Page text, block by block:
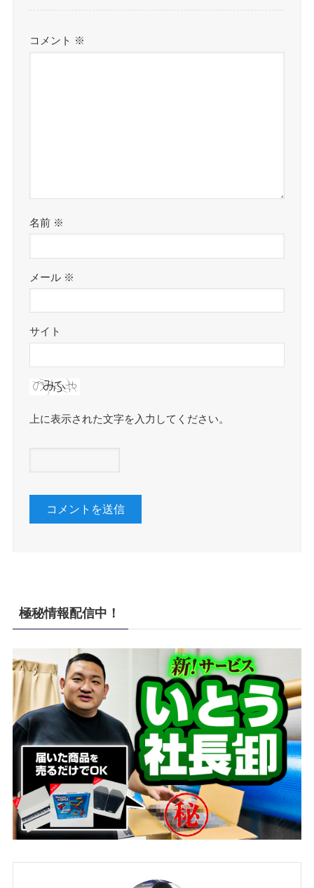
コメント ※
名前 ※
メール ※
サイト
上に表示された文字を入力してください。
極秘情報配信中！